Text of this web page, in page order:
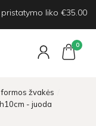
liko €35.00
0
žvakės
- juoda